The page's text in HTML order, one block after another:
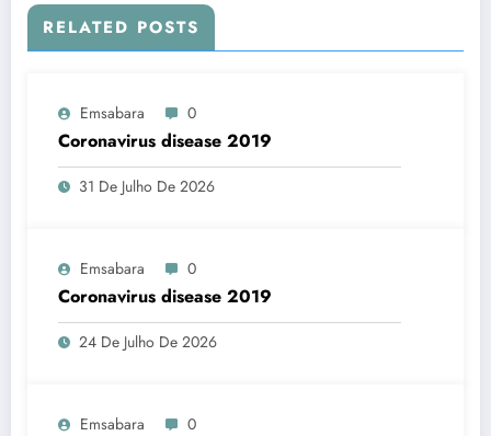
RELATED POSTS
Emsabara 0
Coronavirus disease 2019
31 De Julho De 2026
Emsabara 0
Coronavirus disease 2019
24 De Julho De 2026
Emsabara 0